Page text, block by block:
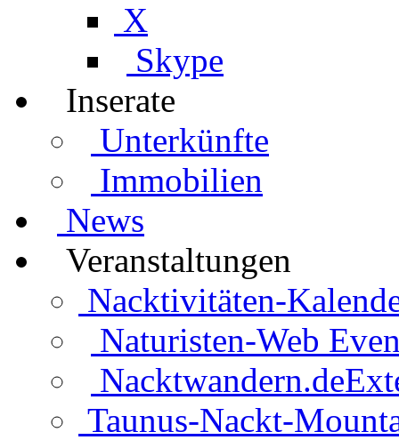
X
Skype
Inserate
Unterkünfte
Immobilien
News
Veranstaltungen
Nacktivitäten-
Naturisten-Web
Nacktwandern.de
Taunus-Nackt-